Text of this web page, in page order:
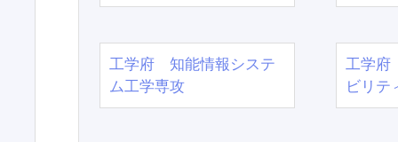
工学府 知能情報システ
ム工学専攻
工学府
ビリテ